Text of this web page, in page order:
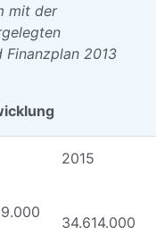
mit der
2013
2015
34.614.000